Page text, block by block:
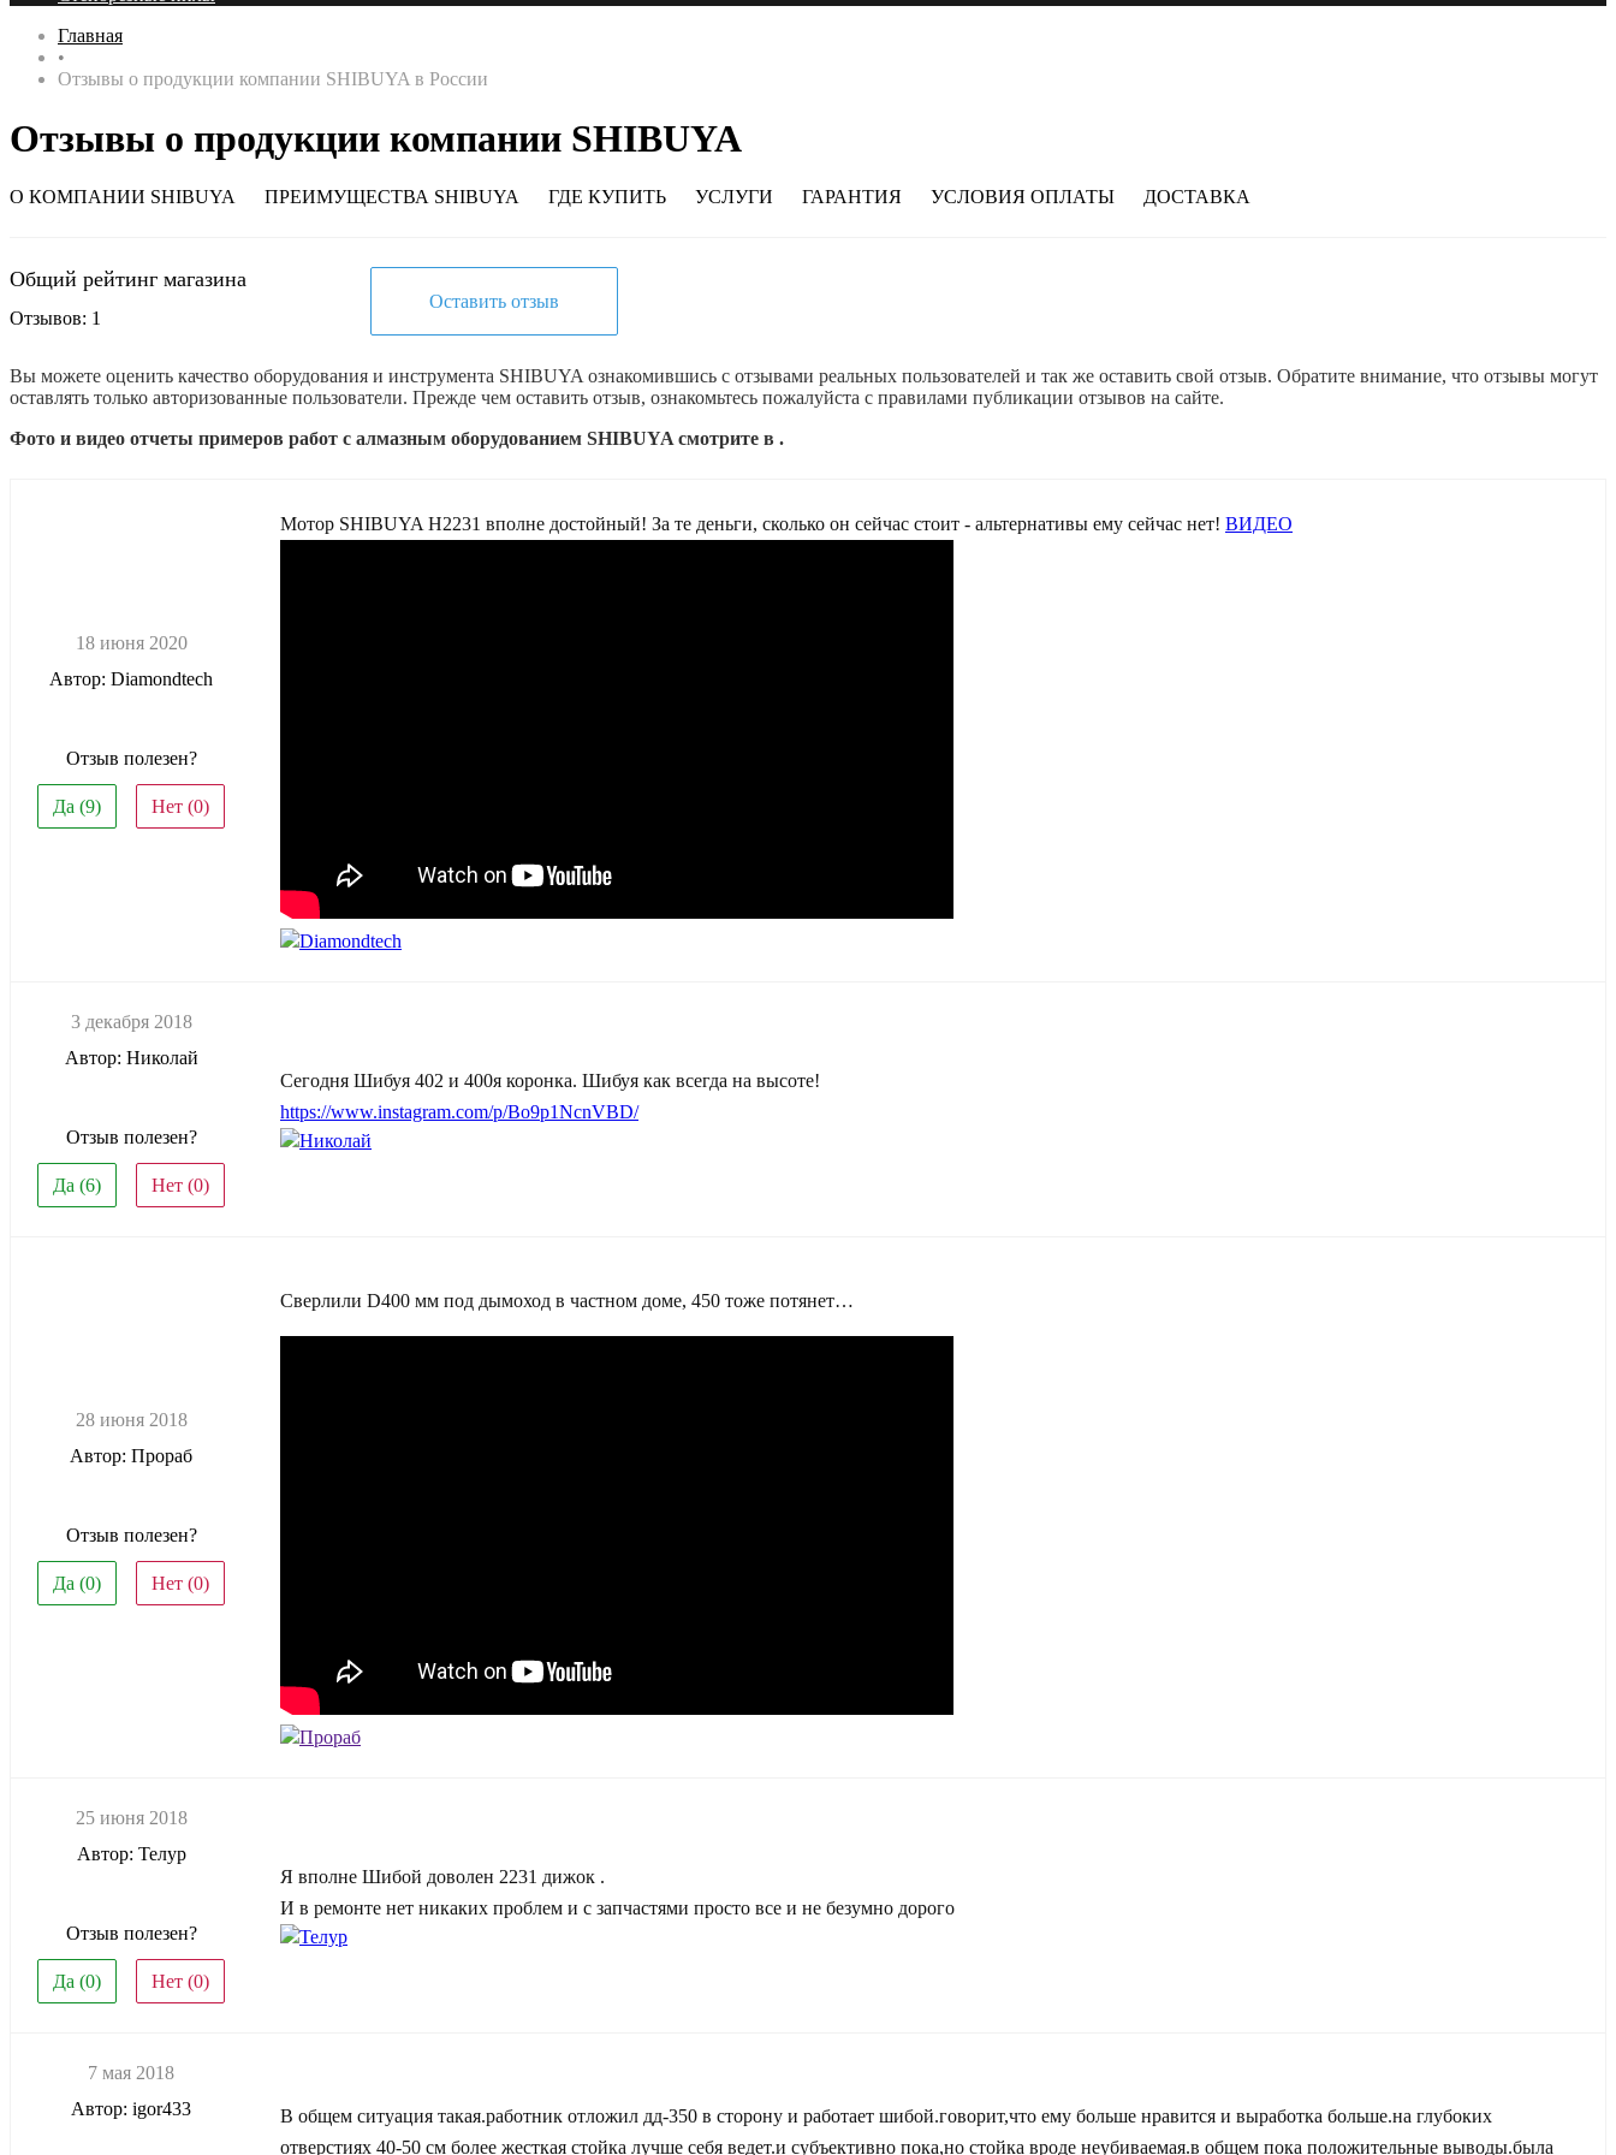
Главная
•
Отзывы о продукции компании SHIBUYA в России
Отзывы о продукции компании SHIBUYA
О КОМПАНИИ SHIBUYA ПРЕИМУЩЕСТВА SHIBUYA ГДЕ КУПИТЬ УСЛУГИ ГАРАНТИЯ УСЛОВИЯ ОПЛАТЫ ДОСТАВКА
Общий рейтинг магазина
Отзывов: 1
Оставить отзыв
Вы можете оценить качество оборудования и инструмента SHIBUYA ознакомившись с отзывами реальных пользователей и так же оставить свой отзыв. Обратите внимание, что отзывы могут
оставлять только авторизованные пользователи. Прежде чем оставить отзыв, ознакомьтесь пожалуйста с правилами публикации отзывов на сайте.
Фото и видео отчеты примеров работ с алмазным оборудованием SHIBUYA смотрите в .
18 июня 2020
Автор: Diamondtech
Отзыв полезен?
Да (9) Нет (0)
Мотор SHIBUYA H2231 вполне достойный! За те деньги, сколько он сейчас стоит - альтернативы ему сейчас нет! ВИДЕО
Diamondtech
3 декабря 2018
Автор: Николай
Отзыв полезен?
Да (6) Нет (0)
Сегодня Шибуя 402 и 400я коронка. Шибуя как всегда на высоте!
https://www.instagram.com/p/Bo9p1NcnVBD/
Николай
28 июня 2018
Автор: Прораб
Отзыв полезен?
Да (0) Нет (0)
Сверлили D400 мм под дымоход в частном доме, 450 тоже потянет…
Прораб
25 июня 2018
Автор: Телур
Отзыв полезен?
Да (0) Нет (0)
Я вполне Шибой доволен 2231 дижок .
И в ремонте нет никаких проблем и с запчастями просто все и не безумно дорого
Телур
7 мая 2018
Автор: igor433
В общем ситуация такая.работник отложил дд-350 в сторону и работает шибой.говорит,что ему больше нравится и выработка больше.на глубоких
отверстиях 40-50 см более жесткая стойка лучше себя ведет.и субъективно пока,но стойка вроде неубиваемая.в общем пока положительные выводы.была